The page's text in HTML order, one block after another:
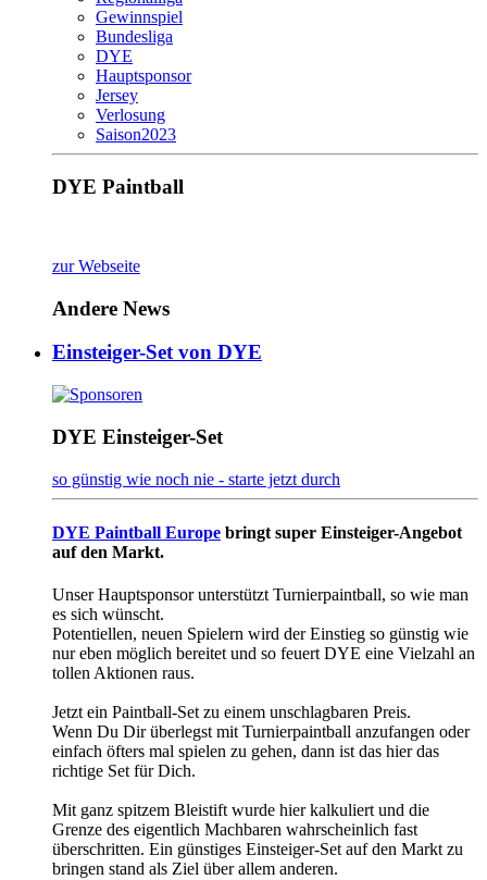
Gewinnspiel
Bundesliga
DYE
Hauptsponsor
Jersey
Verlosung
Saison2023
DYE Paintball
zur Webseite
Andere News
Einsteiger-Set von DYE
DYE Einsteiger-Set
so günstig wie noch nie - starte jetzt durch
DYE Paintball Europe bringt super Einsteiger-Angebot
auf den Markt.
Unser Hauptsponsor unterstützt Turnierpaintball, so wie man
es sich wünscht.
Potentiellen, neuen Spielern wird der Einstieg so günstig wie
nur eben möglich bereitet und so feuert DYE eine Vielzahl an
tollen Aktionen raus.
Jetzt ein Paintball-Set zu einem unschlagbaren Preis.
Wenn Du Dir überlegst mit Turnierpaintball anzufangen oder
einfach öfters mal spielen zu gehen, dann ist das hier das
richtige Set für Dich.
Mit ganz spitzem Bleistift wurde hier kalkuliert und die
Grenze des eigentlich Machbaren wahrscheinlich fast
überschritten. Ein günstiges Einsteiger-Set auf den Markt zu
bringen stand als Ziel über allem anderen.